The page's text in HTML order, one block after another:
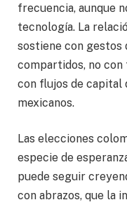
frecuencia, aunque
tecnología. La
sostiene con gestos
compartidos, no
con flujos de capital
mexicanos.
Las elecciones
especie de
puede seguir
con abrazos, que la